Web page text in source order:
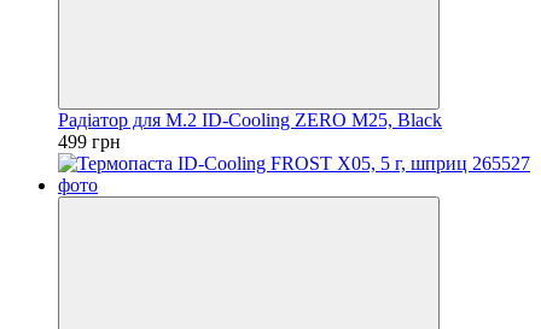
Радіатор для M.2 ID-Cooling ZERO M25, Black
499 грн